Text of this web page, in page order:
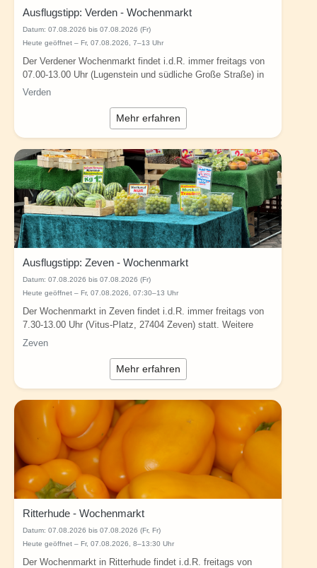
Ausflugstipp: Verden - Wochenmarkt
Datum: 07.08.2026 bis 07.08.2026 (Fr)
Heute geöffnet – Fr, 07.08.2026, 7–13 Uhr
Der Verdener Wochenmarkt findet i.d.R. immer freitags von
07.00-13.00 Uhr (Lugenstein und südliche Große Straße) in
Verden statt (alle Angaben...
Verden
Mehr erfahren
Ausflugstipp: Zeven - Wochenmarkt
Datum: 07.08.2026 bis 07.08.2026 (Fr)
Heute geöffnet – Fr, 07.08.2026, 07:30–13 Uhr
Der Wochenmarkt in Zeven findet i.d.R. immer freitags von
7.30-13.00 Uhr (Vitus-Platz, 27404 Zeven) statt. Weitere
Infos:...
Zeven
Mehr erfahren
Ritterhude - Wochenmarkt
Datum: 07.08.2026 bis 07.08.2026 (Fr, Fr)
Heute geöffnet – Fr, 07.08.2026, 8–13:30 Uhr
Der Wochenmarkt in Ritterhude findet i.d.R. freitags von